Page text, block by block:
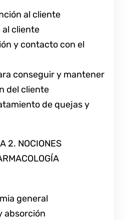
al cliente
al cliente
y contacto con el
conseguir y mantener
del cliente
de quejas y
2. NOCIONES
general
absorción